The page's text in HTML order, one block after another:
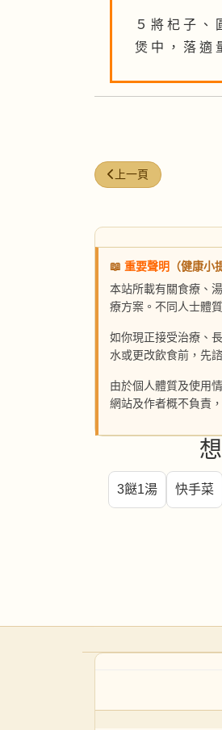
５ 將 杞 子 、
煲 中 ， 落 適
上一篇文章: 木棉花雞
上一頁
📖 重要聲明
（健康小
本站所載有關食療、
療方案。不同人士體
如你現正接受治療、
水或更改飲食前，先
由於個人體質及使用
網站及作者概不負責
3餸1湯 快手菜